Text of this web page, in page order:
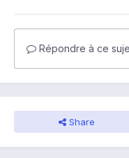
Répondre à ce
Share